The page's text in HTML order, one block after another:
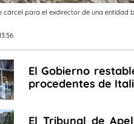
cárcel para el exdirector de una entidad
El Gobierno
procedentes de
El Tribunal de